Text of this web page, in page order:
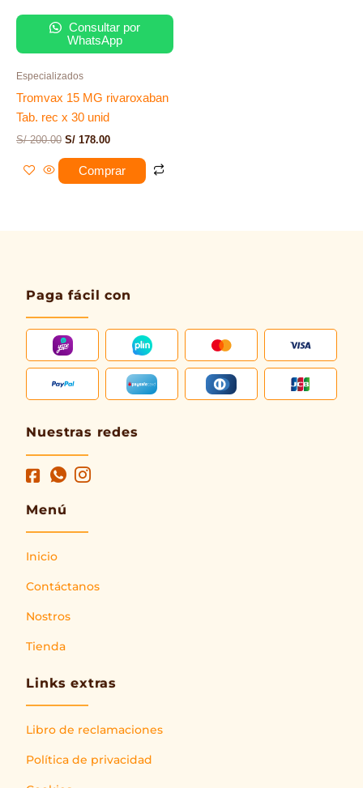
Consultar por
WhatsApp
Especializados
Tromvax 15 MG rivaroxaban
Tab. rec x 30 unid
S/200.00 S/ 178.00
Comprar
Paga fácil con
Nuestras redes
Menú
Inicio
Contáctanos
Nostros
Tienda
Links extras
Libro de reclamaciones
Política de privacidad